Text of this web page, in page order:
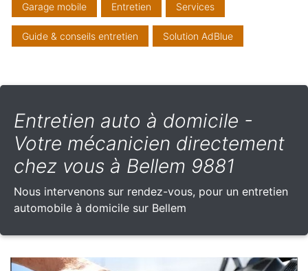
Garage mobile Entretien Services
Guide & conseils entretien Solution AdBlue
Entretien auto à domicile -
Votre mécanicien directement
chez vous à Bellem 9881
Nous intervenons sur rendez-vous, pour un entretien
automobile à domicile sur Bellem